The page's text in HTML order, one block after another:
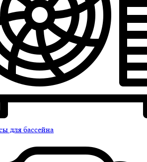
для бассейна